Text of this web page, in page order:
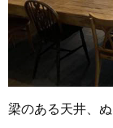
梁のある天井、